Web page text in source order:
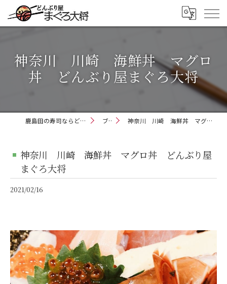
神奈川 川崎 海鮮丼 マグロ
丼 どんぶり屋まぐろ大将
鹿島田の寿司ならどんぶり屋まぐろ大将 ブログ 神奈川 川崎 海鮮丼 マグロ丼 どんぶり屋まぐろ大将
神奈川 川崎 海鮮丼 マグロ丼 どんぶり屋
まぐろ大将
2021/02/16